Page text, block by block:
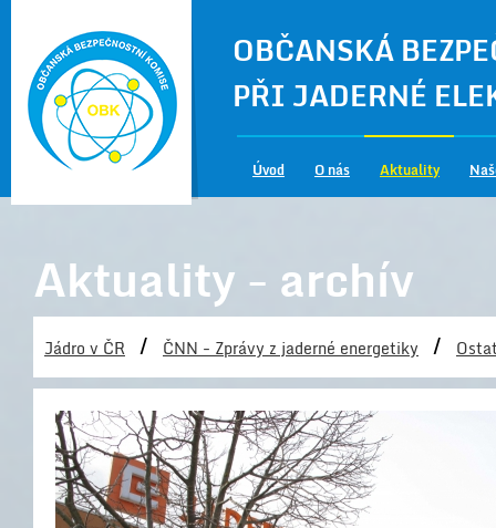
OBČANSKÁ
PŘI JADERNÉ
Úvod O nás Aktuality
Aktuality - archív
Jádro v ČR / ČNN - Zprávy z jaderné energetiky /